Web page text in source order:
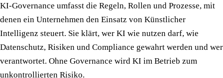
KI-Governance umfasst die Regeln, Rollen und Prozesse, mit
denen ein Unternehmen den Einsatz von Künstlicher
Intelligenz steuert. Sie klärt, wer KI wie nutzen darf, wie
Datenschutz, Risiken und Compliance gewahrt werden und wer
verantwortet. Ohne Governance wird KI im Betrieb zum
unkontrollierten Risiko.